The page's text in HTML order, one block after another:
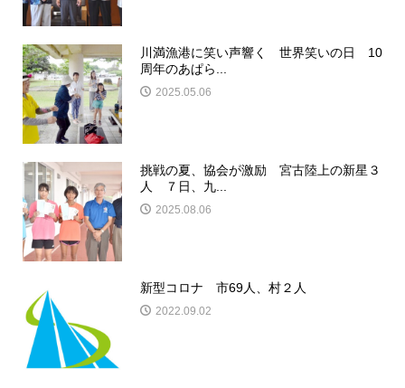
川満漁港に笑い声響く 世界笑いの日 10
周年のあぱら...
2025.05.06
挑戦の夏、協会が激励 宮古陸上の新星３
人 ７日、九...
2025.08.06
新型コロナ 市69人、村２人
2022.09.02